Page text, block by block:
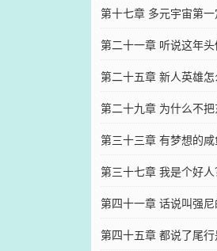
第十七章 多元宇宙第
第二十一章 听说这年
大啊
第二十五章 新人英雄
第二十九章 为什么不
第三十三章 有梦想的
第三十七章 我是个好人
第四十一章 话说叫强
第四十五章 都说了尾